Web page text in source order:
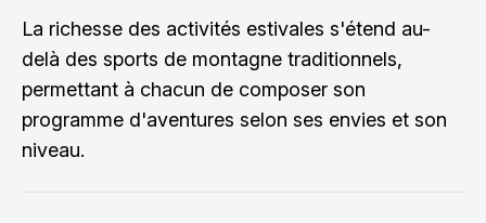
La richesse des activités estivales s'étend au-
delà des sports de montagne traditionnels,
permettant à chacun de composer son
programme d'aventures selon ses envies et son
niveau.